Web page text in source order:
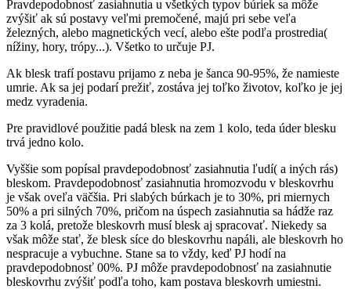
Pravdepodobnosť zasiahnutia u všetkých typov búriek sa môže
zvýšiť ak sú postavy veľmi premočené, majú pri sebe veľa
železných, alebo magnetických vecí, alebo ešte podľa prostredia(
nížiny, hory, trópy...). Všetko to určuje PJ.
Ak blesk trafí postavu prijamo z neba je šanca 90-95%, že namieste
umrie. Ak sa jej podarí prežiť, zostáva jej toľko životov, koľko je jej
medz vyradenia.
Pre pravidlové použitie padá blesk na zem 1 kolo, teda úder blesku
trvá jedno kolo.
Vyššie som popísal pravdepodobnosť zasiahnutia ľudí( a iných rás)
bleskom. Pravdepodobnosť zasiahnutia hromozvodu v bleskovrhu
je však oveľa väčšia. Pri slabých búrkach je to 30%, pri miernych
50% a pri silných 70%, pričom na úspech zasiahnutia sa hádže raz
za 3 kolá, pretože bleskovrh musí blesk aj spracovať. Niekedy sa
však môže stať, že blesk síce do bleskovrhu napáli, ale bleskovrh ho
nespracuje a vybuchne. Stane sa to vždy, keď PJ hodí na
pravdepodobnosť 00%. PJ môže pravdepodobnosť na zasiahnutie
bleskovrhu zvýšiť podľa toho, kam postava bleskovrh umiestni.